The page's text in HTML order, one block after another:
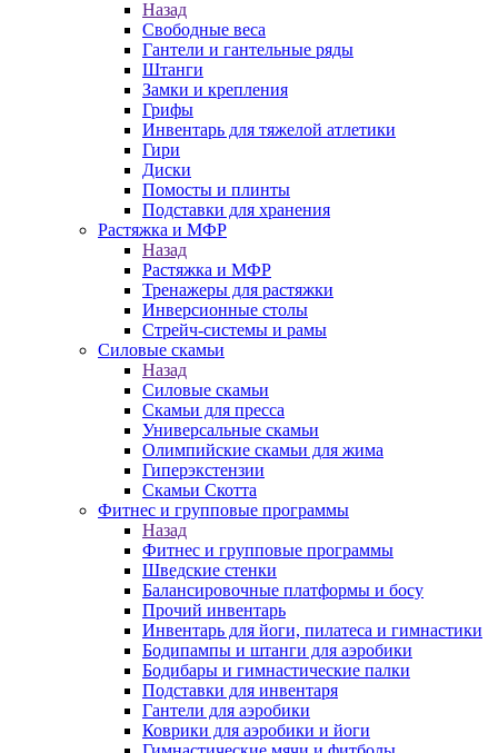
Назад
Свободные веса
Гантели и гантельные ряды
Штанги
Замки и крепления
Грифы
Инвентарь для тяжелой атлетики
Гири
Диски
Помосты и плинты
Подставки для хранения
Растяжка и МФР
Назад
Растяжка и МФР
Тренажеры для растяжки
Инверсионные столы
Стрейч-системы и рамы
Силовые скамьи
Назад
Силовые скамьи
Скамьи для пресса
Универсальные скамьи
Олимпийские скамьи для жима
Гиперэкстензии
Скамьи Скотта
Фитнес и групповые программы
Назад
Фитнес и групповые программы
Шведские стенки
Балансировочные платформы и босу
Прочий инвентарь
Инвентарь для йоги, пилатеса и гимнастики
Бодипампы и штанги для аэробики
Бодибары и гимнастические палки
Подставки для инвентаря
Гантели для аэробики
Коврики для аэробики и йоги